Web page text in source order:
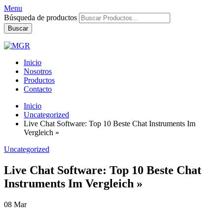
Menu
Búsqueda de productos
Buscar
Inicio
Nosotros
Productos
Contacto
Inicio
Uncategorized
Live Chat Software: Top 10 Beste Chat Instruments Im
Vergleich »
Uncategorized
Live Chat Software: Top 10 Beste Chat
Instruments Im Vergleich »
08 Mar